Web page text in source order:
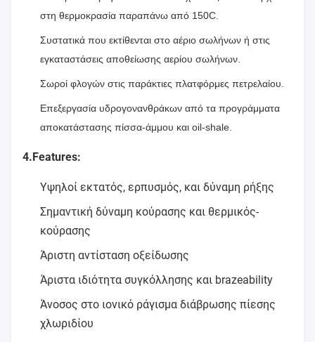
στη θερμοκρασία παραπάνω από 150C.
Συστατικά που εκτίθενται στο αέριο σωλήνων ή στις
εγκαταστάσεις αποθείωσης αερίου σωλήνων.
Σωροί φλογών στις παράκτιες πλατφόρμες πετρελαίου.
Επεξεργασία υδρογονανθράκων από τα προγράμματα
αποκατάστασης πίσσα-άμμου και oil-shale.
4.Features:
Υψηλοί εκτατός, ερπυσμός, και δύναμη ρήξης
Σημαντική δύναμη κούρασης και θερμικός-
κούρασης
Άριστη αντίσταση οξείδωσης
Άριστα ιδιότητα συγκόλλησης και brazeability
Άνοσος στο ιονικό ράγισμα διάβρωσης πίεσης
χλωριδίου